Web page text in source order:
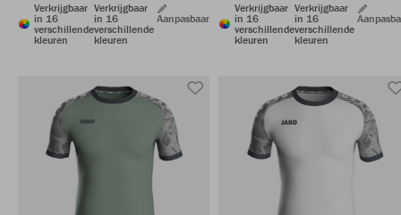
Verkrijgbaar
in 16
verschillende
kleuren
Verkrijgbaar
in 16
verschillende
kleuren
Aanpasbaar
Verkrijgbaar
in 16
verschillende
kleuren
Verkrijgbaar
in 16
verschillende
kleuren